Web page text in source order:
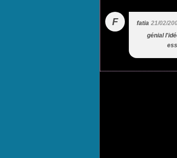
F fatia 21/02/
génial